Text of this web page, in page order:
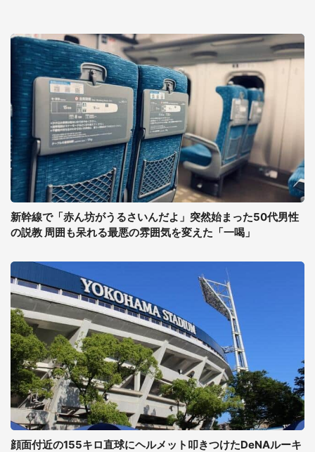
新幹線で「赤ん坊がうるさいんだよ」突然始まった50代男性
の説教 周囲も呆れる最悪の雰囲気を変えた「一喝」
顔面付近の155キロ直球にヘルメット叩きつけたDeNAルーキ